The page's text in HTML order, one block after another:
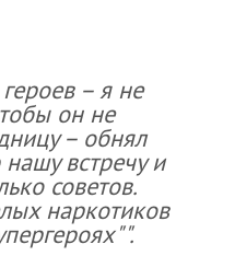
– я не
он не
– обнял
встречу и
советов.
наркотиков